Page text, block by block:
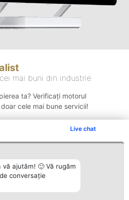
Live chat
ajutăm! 🙂 Vă rugăm
conversație
mai buni din industrie
ta? Verificați motorul
cele mai bune servicii!